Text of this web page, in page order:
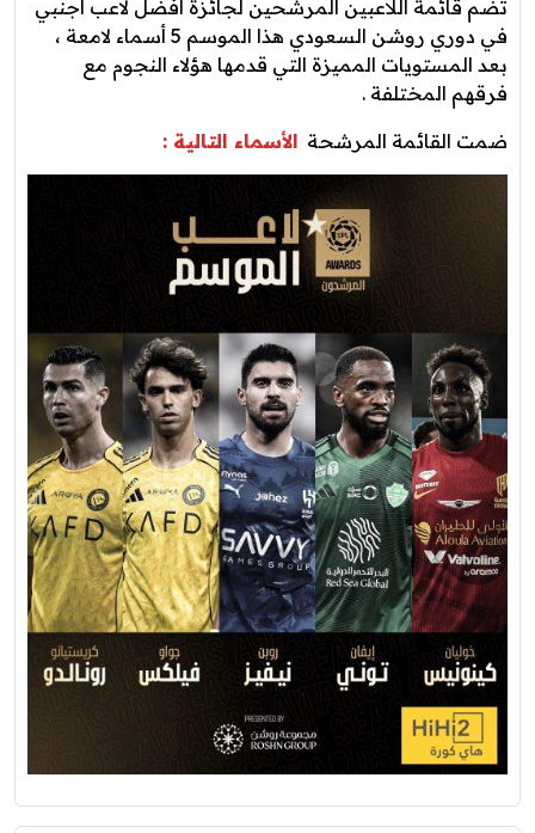
تضم قائمة اللاعبين المرشحين لجائزة أفضل لاعب أجنبي
في دوري روشن السعودي هذا الموسم 5 أسماء لامعة ،
بعد المستويات المميزة التي قدمها هؤلاء النجوم مع
فرقهم المختلفة .
ضمت القائمة المرشحة الأسماء التالية :